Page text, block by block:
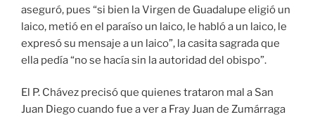
aseguró, pues “si bien la Virgen de Guadalupe eligió un
laico, metió en el paraíso un laico, le habló a un laico, le
expresó su mensaje a un laico”, la casita sagrada que
ella pedía “no se hacía sin la autoridad del obispo”.
El P. Chávez precisó que quienes trataron mal a San
Juan Diego cuando fue a ver a Fray Juan de Zumárraga